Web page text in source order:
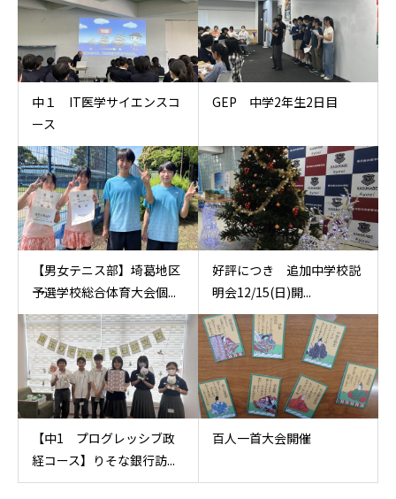
中１ IT医学サイエンスコ
ース
GEP 中学2年生2日目
【男女テニス部】埼葛地区
予選学校総合体育大会個...
好評につき 追加中学校説
明会12/15(日)開...
【中1 プログレッシブ政
経コース】りそな銀行訪...
百人一首大会開催